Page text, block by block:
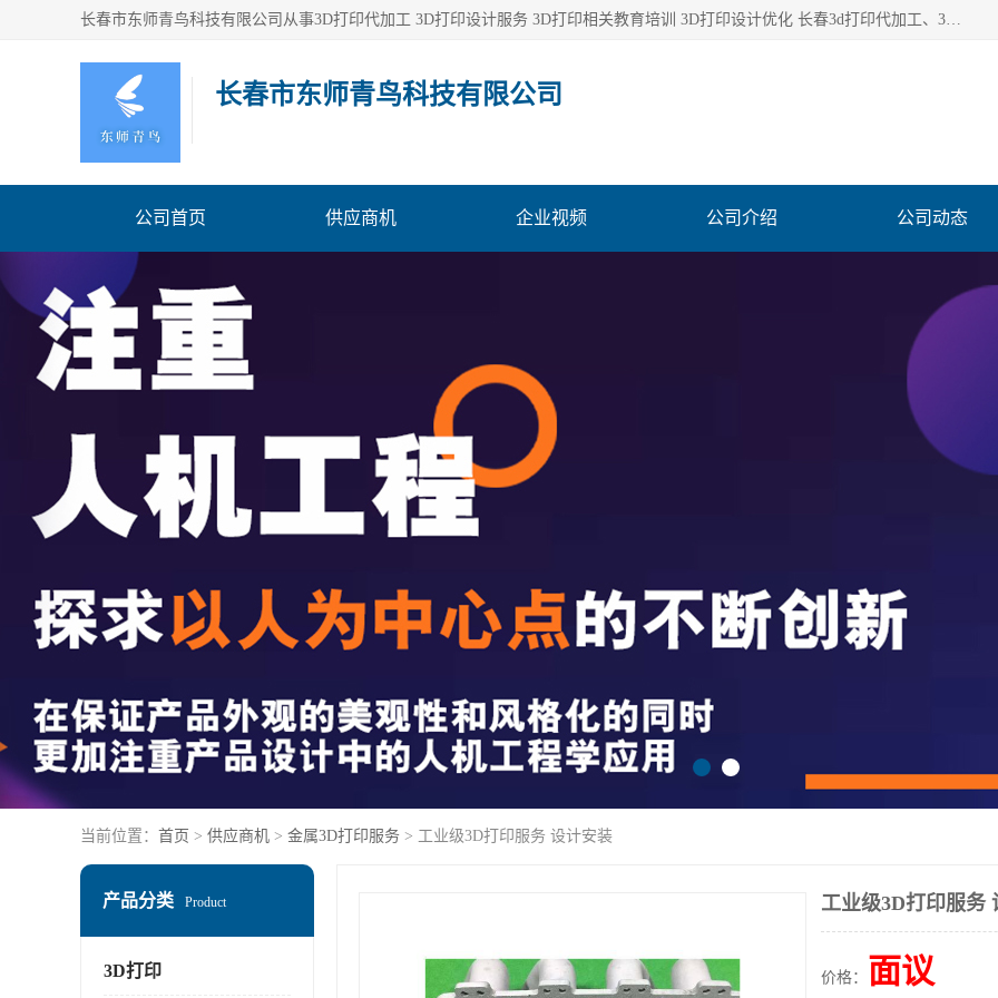
长春市东师青鸟科技有限公司从事3D打印代加工 3D打印设计服务 3D打印相关教育培训 3D打印设计优化 长春3d打印代加工、3D打印代加工及设计服务、3D打印相关教育培训、专利代理及优化、3D打印上下游技术服务，深耕工业设计、机械设计、3D打印多年年，拥有多项技术，辅助数十位客户完成自己的发明及实用新型专利。
长春市东师青鸟科技有限公司
公司首页 供应商机 企业视频 公司介绍 公司动态
当前位置： 首页 > 供应商机 > 金属3D打印服务 > 工业级3D打印服务 设计安装
产品分类 Product
3D打印
工业级3D打印服务
价格： 面议